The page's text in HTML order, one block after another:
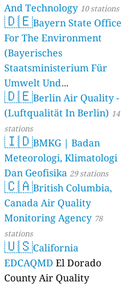
And Technology 10 stations
🇩🇪Bayern State Office
For The Environment
(Bayerisches
Staatsministerium Für
Umwelt Und
Verbraucherschutz) - LfU
46 stations
🇩🇪Berlin Air Quality -
(Luftqualität In Berlin) 14
stations
🇮🇩BMKG | Badan
Meteorologi, Klimatologi
Dan Geofisika 29 stations
🇨🇦British Columbia,
Canada Air Quality
Monitoring Agency 78
stations
🇺🇸California
EDCAQMD El Dorado
County Air Quality